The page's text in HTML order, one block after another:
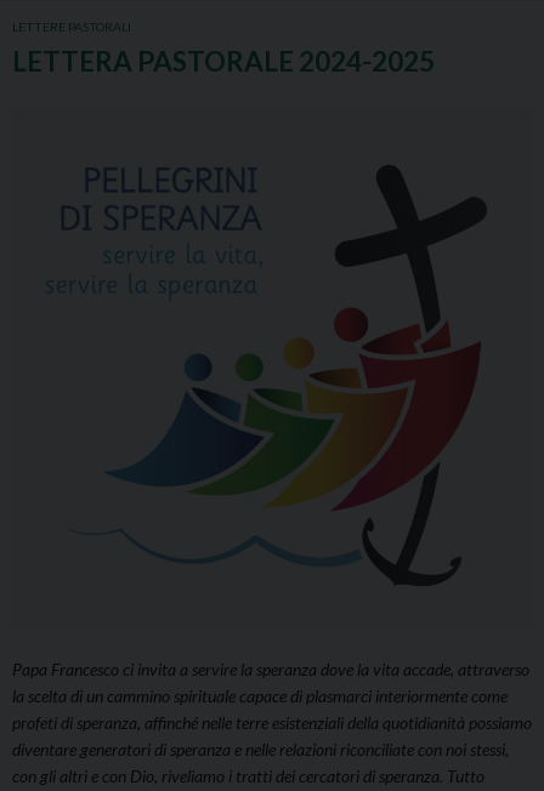
LETTERE PASTORALI
LETTERA PASTORALE 2024-2025
Papa Francesco ci invita a servire la speranza dove la vita accade, attraverso
la scelta di un cammino spirituale capace di plasmarci interiormente come
profeti di speranza, affinché nelle terre esistenziali della quotidianità possiamo
diventare generatori di speranza e nelle relazioni riconciliate con noi stessi,
con gli altri e con Dio, riveliamo i tratti dei cercatori di speranza. Tutto